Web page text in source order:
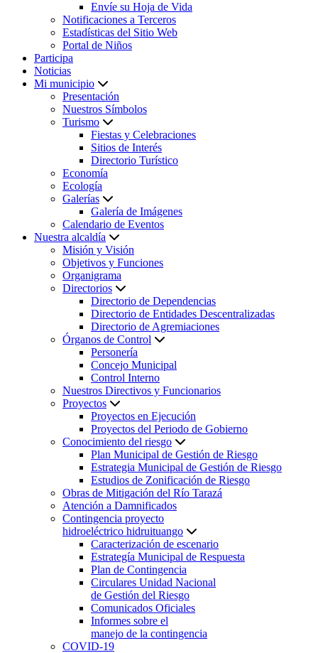
Envíe su Hoja de Vida
Notificaciones a Terceros
Estadísticas del Sitio Web
Portal de Niños
Participa
Noticias
Mi municipio
Presentación
Nuestros Símbolos
Turismo
Fiestas y Celebraciones
Sitios de Interés
Directorio Turístico
Economía
Ecología
Galerías
Galería de Imágenes
Calendario de Eventos
Nuestra alcaldía
Misión y Visión
Objetivos y Funciones
Organigrama
Directorios
Directorio de Dependencias
Directorio de Entidades Descentralizadas
Directorio de Agremiaciones
Órganos de Control
Personería
Concejo Municipal
Control Interno
Nuestros Directivos y Funcionarios
Proyectos
Proyectos en Ejecución
Proyectos del Periodo de Gobierno
Conocimiento del riesgo
Plan Municipal de Gestión de Riesgo
Estrategia Municipal de Gestión de Riesgo
Estudios de Zonificación de Riesgo
Obras de Mitigación del Río Tarazá
Atención a Damnificados
Contingencia proyecto
hidroeléctrico hidruituango
Caracterización de escenario
Estrategía Municipal de Respuesta
Plan de Contingencia
Circulares Unidad Nacional
de Gestión del Riesgo
Comunicados Oficiales
Informes sobre el
manejo de la contingencia
COVID-19